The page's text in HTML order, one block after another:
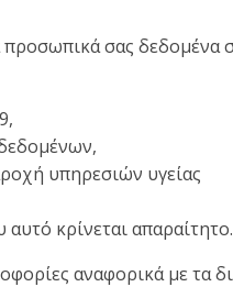
προσωπικά σας
υπηρεσιών υγείας
κρίνεται απαραίτητο.
αναφορικά με τα